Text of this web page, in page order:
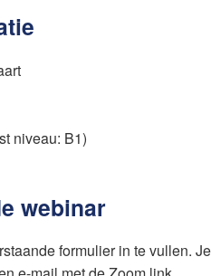
niveau: B1)
webinar
formulier in te vullen. Je